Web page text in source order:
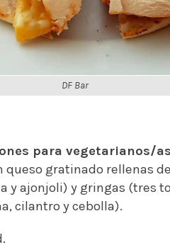
DF Bar
para vegetarianos/as
gratinado rellenas
y ajonjoli) y gringas (tres
cilantro y cebolla).